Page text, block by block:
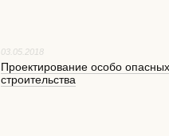
03.05.2018
Проектирование особо
строительства